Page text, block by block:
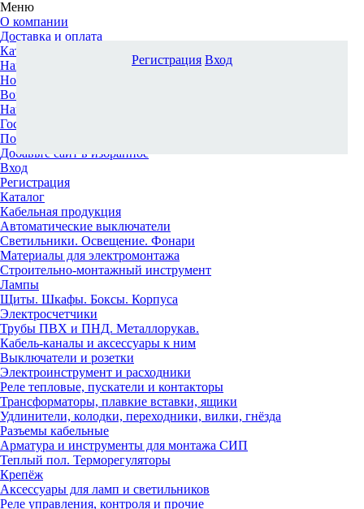
Меню
О компании
Доставка и оплата
Каталог
Наши офисы
Новости и новинки
Вопрос-ответ
Наша команда
Гос. заказчикам
Поставщикам
Добавьте сайт в избранное
Вход
Регистрация
Каталог
Кабельная продукция
Автоматические выключатели
Светильники. Освещение. Фонари
Материалы для электромонтажа
Строительно-монтажный инструмент
Лампы
Щиты. Шкафы. Боксы. Корпуса
Электросчетчики
Трубы ПВХ и ПНД. Металлорукав.
Кабель-каналы и аксессуары к ним
Выключатели и розетки
Электроинструмент и расходники
Реле тепловые, пускатели и контакторы
Трансформаторы, плавкие вставки, ящики
Удлинители, колодки, переходники, вилки, гнёзда
Разъемы кабельные
Арматура и инструменты для монтажа СИП
Теплый пол. Терморегуляторы
Крепёж
Аксессуары для ламп и светильников
Реле управления, контроля и прочие
Регистрация Вход